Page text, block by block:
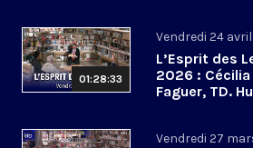
01:28:33
Vendredi 24
L’Esprit des
2026 :
Faguer, TD.
Vendredi 27